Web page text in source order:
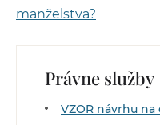
manželstva?
Právne služby
VZOR návrhu